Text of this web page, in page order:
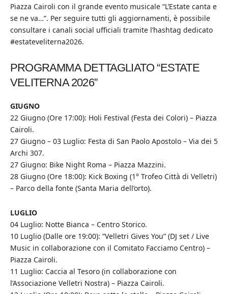
Piazza Cairoli con il grande evento musicale “L’Estate canta e
se ne va…”. Per seguire tutti gli aggiornamenti, è possibile
consultare i canali social ufficiali tramite l’hashtag dedicato
#estateveliterna2026.
PROGRAMMA DETTAGLIATO “ESTATE
VELITERNA 2026”
GIUGNO
22 Giugno (Ore 17:00): Holi Festival (Festa dei Colori) – Piazza
Cairoli.
27 Giugno – 03 Luglio: Festa di San Paolo Apostolo – Via dei 5
Archi 307.
27 Giugno: Bike Night Roma – Piazza Mazzini.
28 Giugno (Ore 18:00): Kick Boxing (1° Trofeo Città di Velletri)
– Parco della fonte (Santa Maria dell’orto).
LUGLIO
04 Luglio: Notte Bianca – Centro Storico.
10 Luglio (Dalle ore 19:00): “Velletri Gives You” (DJ set / Live
Music in collaborazione con il Comitato Facciamo Centro) –
Piazza Cairoli.
11 Luglio: Caccia al Tesoro (in collaborazione con
l’Associazione Velletri Nostra) – Piazza Cairoli.